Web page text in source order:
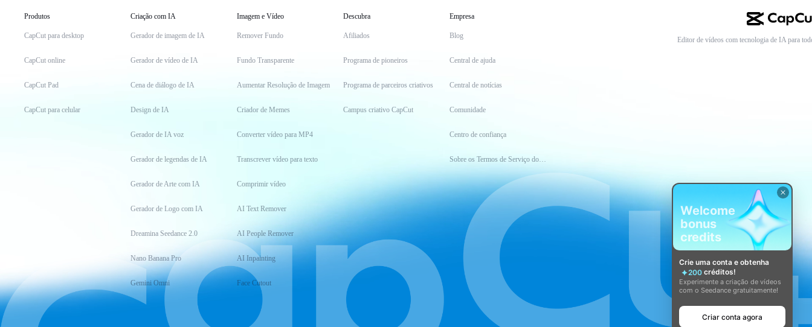
Produtos
CapCut para desktop
CapCut online
CapCut Pad
CapCut para celular
Criação com IA
Gerador de imagem de IA
Gerador de vídeo de IA
Cena de diálogo de IA
Design de IA
Gerador de IA voz
Gerador de legendas de IA
Gerador de Arte com IA
Gerador de Logo com IA
Dreamina Seedance 2.0
Nano Banana Pro
Gemini Omni
Imagem e Vídeo
Remover Fundo
Fundo Transparente
Aumentar Resolução de Imagem
Criador de Memes
Converter vídeo para MP4
Transcrever vídeo para texto
Comprimir vídeo
AI Text Remover
AI People Remover
AI Inpainting
Face Cutout
Descubra
Afiliados
Programa de pioneiros
Programa de parceiros criativos
Campus criativo CapCut
Empresa
Blog
Central de ajuda
Central de notícias
Comunidade
Centro de confiança
Sobre os Termos de Serviço do CapCut
Editor de vídeos com tecnologia de IA para
Welcome
bonus
credits
Crie uma conta e obtenha
200 créditos!
Experimente a criação de vídeos
com o Seedance gratuitamente!
Criar conta agora